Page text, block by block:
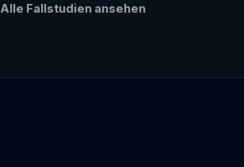
Alle Fallstudien ansehen